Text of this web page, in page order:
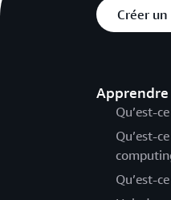
Créer un
Apprendre
Qu’est-
Qu’est-
Qu’est-